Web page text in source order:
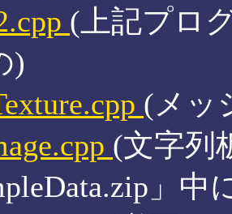
(上記プロ
)
(メッ
(文字列
」